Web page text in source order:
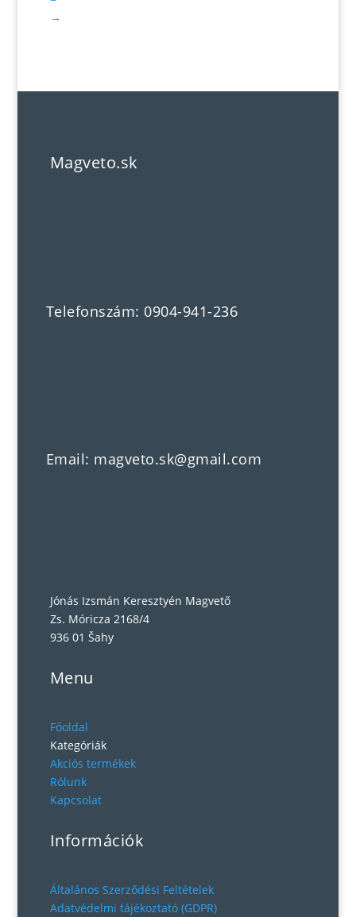
→
Magveto.sk
Telefonszám: 0904-941-236
Email: magveto.sk@gmail.com
Jónás Izsmán Keresztyén Magvető
Zs. Móricza 2168/4
936 01 Šahy
Menu
Főoldal
Kategóriák
Akciós termékek
Rólunk
Kapcsolat
Információk
Általános Szerződési Feltételek
Adatvédelmi tájékoztató (GDPR)